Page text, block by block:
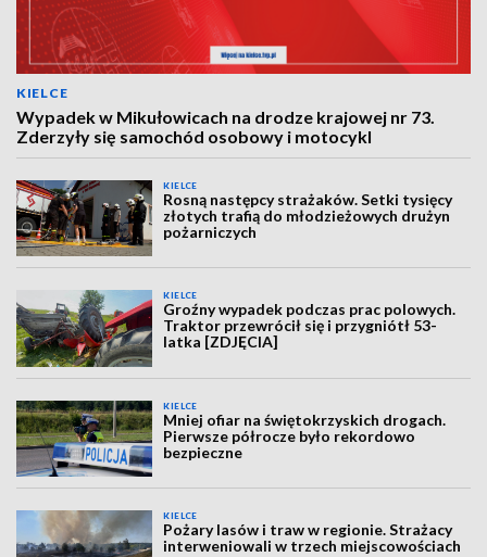
KIELCE
Wypadek w Mikułowicach na drodze krajowej nr 73.
Zderzyły się samochód osobowy i motocykl
KIELCE
Rosną następcy strażaków. Setki tysięcy
złotych trafią do młodzieżowych drużyn
pożarniczych
KIELCE
Groźny wypadek podczas prac polowych.
Traktor przewrócił się i przygniótł 53-
latka [ZDJĘCIA]
KIELCE
Mniej ofiar na świętokrzyskich drogach.
Pierwsze półrocze było rekordowo
bezpieczne
KIELCE
Pożary lasów i traw w regionie. Strażacy
interweniowali w trzech miejscowościach